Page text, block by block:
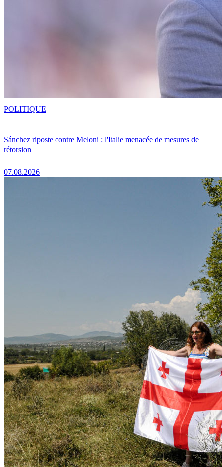
Sánchez riposte contre Meloni : l'Italie menacée de mesures de
rétorsion
07.08.2026
POLITIQUE